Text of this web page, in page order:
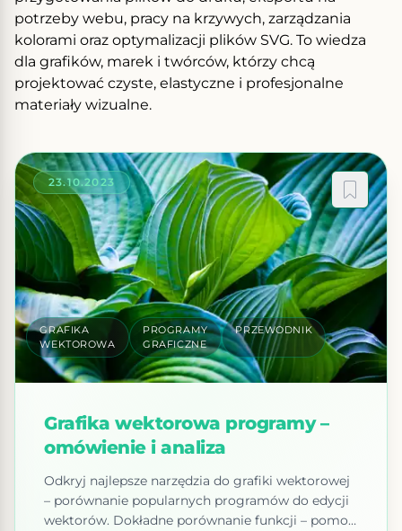
potrzeby webu, pracy na krzywych, zarządzania
kolorami oraz optymalizacji plików SVG. To wiedza
dla grafików, marek i twórców, którzy chcą
projektować czyste, elastyczne i profesjonalne
materiały wizualne.
23.10.2023
GRAFIKA
WEKTOROWA
PROGRAMY
GRAFICZNE
PRZEWODNIK
Grafika wektorowa programy –
omówienie i analiza
Odkryj najlepsze narzędzia do grafiki wektorowej
– porównanie popularnych programów do edycji
wektorów. Dokładne porównanie funkcji – pomoc